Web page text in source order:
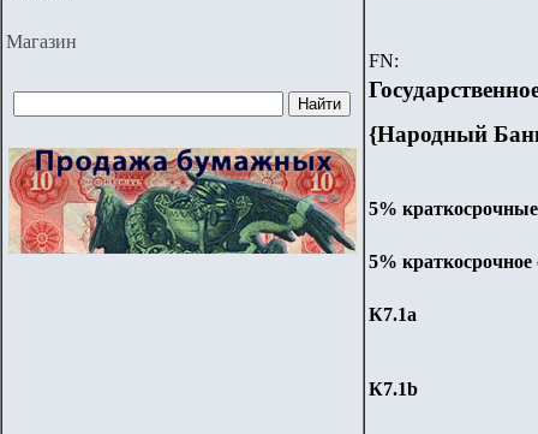
Магазин
FN:
{Народный
5% краткосрочные
5% краткосрочное
К7.1a
К7.1b